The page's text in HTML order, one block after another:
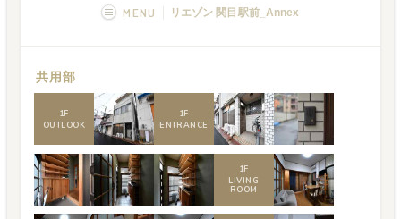
MENU リエゾン 関目駅前_Annex
空室状況 運営者
共用部
1F
OUTLOOK
1F
ENTRANCE
1F
LIVING
ROOM